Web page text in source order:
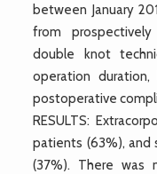
between January
from
double knot
operation
postoperative
RESULTS:
patients (63%), and
(37%). There was